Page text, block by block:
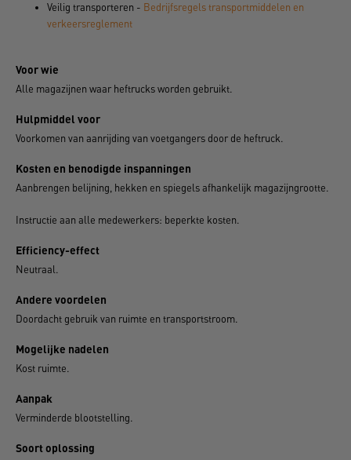
Veilig transporteren - Bedrijfsregels transportmiddelen en
verkeersreglement
Voor wie
Alle magazijnen waar heftrucks worden gebruikt.
Hulpmiddel voor
Voorkomen van aanrijding van voetgangers door de heftruck.
Kosten en benodigde inspanningen
Aanbrengen belijning, hekken en spiegels afhankelijk magazijngrootte.
Instructie aan alle medewerkers: beperkte kosten.
Efficiency-effect
Neutraal.
Andere voordelen
Doordacht gebruik van ruimte en transportstroom.
Mogelijke nadelen
Kost ruimte.
Aanpak
Verminderde blootstelling.
Soort oplossing